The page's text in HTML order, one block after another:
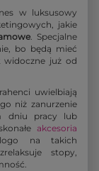
w luksusowy
jakie
. Specjalne
bo będą mieć
widoczne już od
uwielbiają
niż zanurzenie
dniu pracy lub
akcesoria
na takich
stopy,